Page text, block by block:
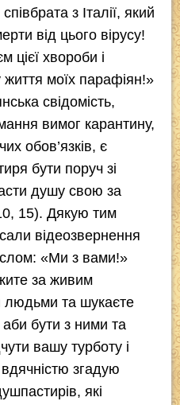
з Італії, який
від цього вірусу!
цієї хвороби і
моїх парафіян!»
свідомість,
вимог карантину,
обов’язків, є
бути поруч зі
душу свою за
15). Дякую тим
відеозвернення
«Ми з вами!»
за живим
людьми та шукаєте
бути з ними та
вашу турботу і
згадую
які